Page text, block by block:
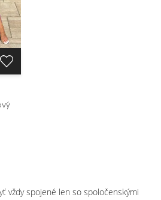
vždy spojené len so spoločenskými